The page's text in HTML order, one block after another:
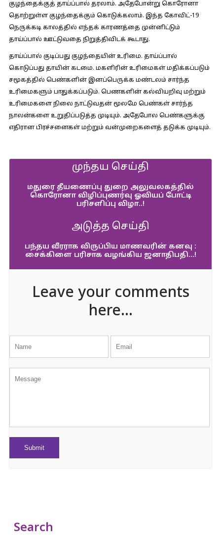
குழந்தைக்குத் தாய்ப்பால் தரலாம். அதேபோன்று கொரோனா
தொற்றுள்ள குழந்தைக்கும் கொடுக்கலாம். இந்த கோவிட்-19
நெருக்கடி காலத்தில் எந்தக் காரணத்தை முன்னிட்டும்
தாய்ப்பால் ஊட்டுவதை நிறுத்திவிடக் கூடாது.
தாய்ப்பால் குடிப்பது குழந்தையின் உரிமை. தாய்ப்பால்
கொடுப்பது தாயின் கடமை. மகளிரின் உரிமைகள் மதிக்கப்படும்
சமூகத்தில் பெண்களின் இனப்பெருக்க மண்டலம் சார்ந்த
உரிமைகளும் பாதுக்கப்படும். பெணகளின் கல்வியறிவு மற்றும்
உரிமைகளை நிலை நாட்டுவதன் மூலமே பெண்கள் சார்ந்த
நாலன்களை உறுதிப்படுத்த முடியும். அதேபோல பெண்களுக்கு
எதிரான பிரச்சனைகள் மற்றும் வன்முறைகளைத் தடுக்க முடியும்.
முந்தய செய்தி
மதுரை தீயணைப்பு துறை அலுவலகத்தில்
கொரோனா விழிப்புணர்வு ஓவியப் போட்டி
பரிசளிப்பு விழா..!
அடுத்த செய்தி
பந்தய வீரராக விருப்பிய மாணவரின் கனவு :
சைக்கிளை பரிசாக வழங்கிய ஜனாதிபதி…!
Leave your comments
here...
Search